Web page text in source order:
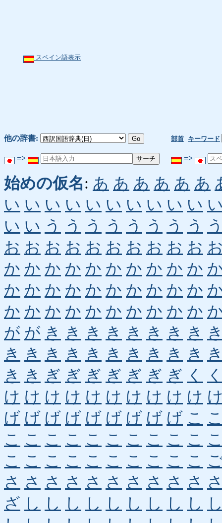
スペイン語表示
他の辞書: 部首 キーワード
=> =>
始めの仮名: あ あ あ あ あ あ
い い い い い い い い い い
い い う う う う う う う う
お お お お お お お お お お
か か か か か か か か か か
か か か か か か か か か か
か か か か か か か か か か
が が き き き き き き き き
き き き き き き き き き き
き き ぎ ぎ ぎ ぎ ぎ ぎ ぎ く
け け け け け け け け け け
げ げ げ げ げ げ げ げ げ こ
こ こ こ こ こ こ こ こ こ こ
こ こ こ こ こ こ こ こ こ こ
さ さ さ さ さ さ さ さ さ さ
ざ し し し し し し し し し